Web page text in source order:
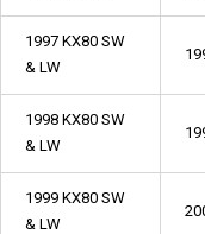
1997 KX80 SW
& LW
1998 KX80 SW
& LW
1999 KX80 SW
& LW